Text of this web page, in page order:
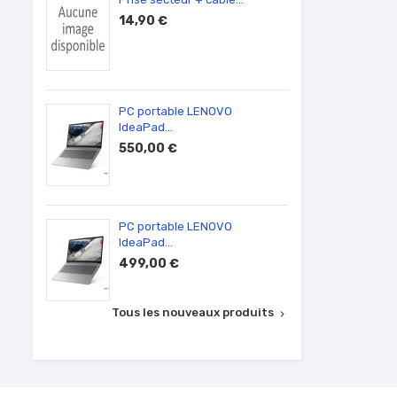
14,90 €
PC portable LENOVO
IdeaPad...
550,00 €
PC portable LENOVO
IdeaPad...
499,00 €
Tous les nouveaux produits 